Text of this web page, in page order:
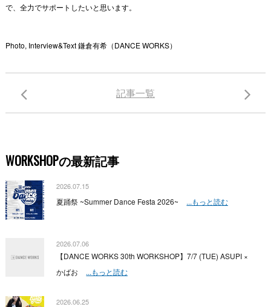
で、全力でサポートしたいと思います。
Photo, Interview&Text 鎌倉有希（DANCE WORKS）
記事一覧
WORKSHOPの最新記事
2026.07.15
夏踊祭 ~Summer Dance Festa 2026~ ...もっと読む
2026.07.06
【DANCE WORKS 30th WORKSHOP】7/7 (TUE) ASUPI ×
かばお
...もっと読む
2026.06.25